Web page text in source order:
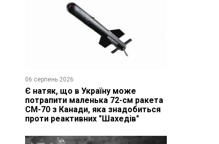
06 серпень 2026
Є натяк, що в Україну може
потрапити маленька 72-см ракета
CM-70 з Канади, яка знадобиться
проти реактивних "Шахедів"